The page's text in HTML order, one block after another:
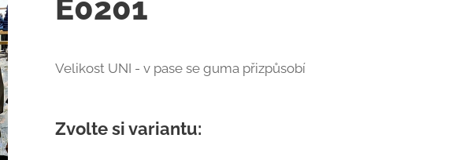
E0201
Velikost UNI - v pase se guma přizpůsobí
Zvolte si variantu: